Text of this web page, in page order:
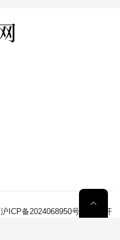
沪ICP备2024068950号-1
网站开